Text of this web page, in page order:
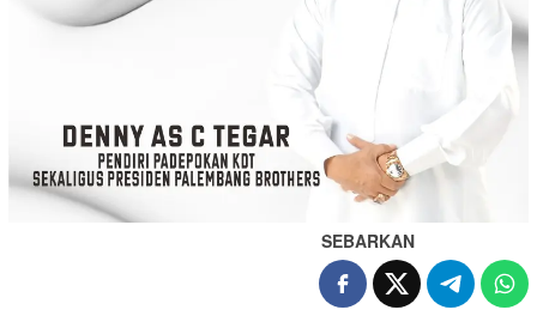
SEBARKAN